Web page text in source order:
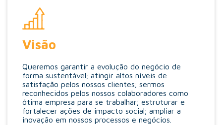
Visão
Queremos garantir a evolução do negócio de
forma sustentável; atingir altos níveis de
satisfação pelos nossos clientes; sermos
reconhecidos pelos nossos colaboradores como
ótima empresa para se trabalhar; estruturar e
fortalecer ações de impacto social; ampliar a
inovação em nossos processos e negócios.